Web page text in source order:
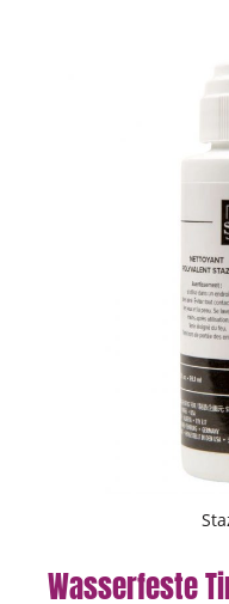
Wasserfeste